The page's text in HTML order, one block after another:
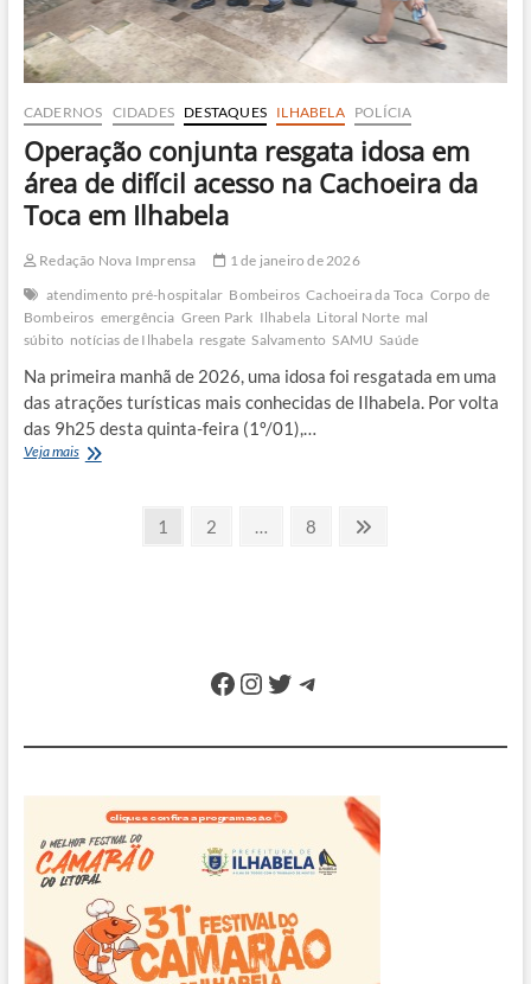
CADERNOS CIDADES DESTAQUES ILHABELA POLÍCIA
Operação conjunta resgata idosa em
área de difícil acesso na Cachoeira da
Toca em Ilhabela
Redação Nova Imprensa
1 de janeiro de 2026
atendimento pré-hospitalar Bombeiros Cachoeira da Toca Corpo de
Bombeiros emergência Green Park Ilhabela Litoral Norte mal
súbito notícias de Ilhabela resgate Salvamento SAMU Saúde
Na primeira manhã de 2026, uma idosa foi resgatada em uma
das atrações turísticas mais conhecidas de Ilhabela. Por volta
das 9h25 desta quinta-feira (1º/01),…
Veja maisOperação
Ilhabela
PaginaçãoPage
1 Page
2 Page
8
Facebook
Instagram
Twitter
Telegram